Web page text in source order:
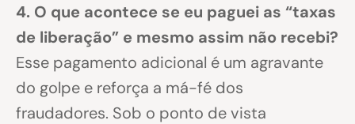
4. O que acontece se eu paguei as “taxas
de liberação” e mesmo assim não recebi?
Esse pagamento adicional é um agravante
do golpe e reforça a má-fé dos
fraudadores. Sob o ponto de vista